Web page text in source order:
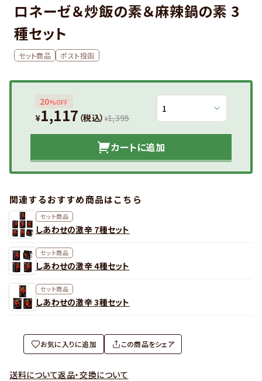
ロネーゼ＆炒飯の素＆麻辣鍋の素 3
種セット
セット商品 ポスト投函
20%OFF
¥1,117 （税込） ¥1,395
カートに追加
関連するおすすめ商品はこちら
セット商品
しあわせの激辛 7種セット
セット商品
しあわせの激辛 4種セット
セット商品
しあわせの激辛 3種セット
お気に入りに追加 この商品をシェア
送料について返品・交換について